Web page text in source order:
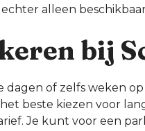
echter alleen
bij
dagen of zelfs weken
beste kiezen voor
Je kunt voor een